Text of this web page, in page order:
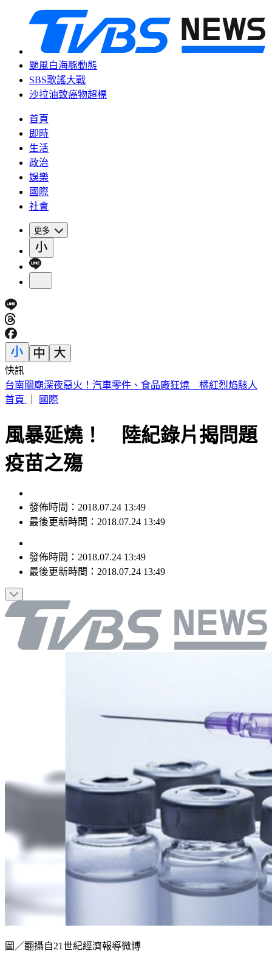
颱風白海豚動態
SBS歌謠大戰
沙拉油致癌物超標
首頁
即時
生活
政治
娛樂
國際
社會
更多
快訊
明放颱風假？最新「暴風圈侵襲率」出爐 6縣市破5成
首頁
國際
風暴延燒！ 陸紀錄片揭問題
疫苗之殤
發佈時間：2018.07.24 13:49
最後更新時間：2018.07.24 13:49
發佈時間： 2018.07.24 13:49
最後更新時間： 2018.07.24 13:49
圖／翻攝自21世紀經濟報導微博